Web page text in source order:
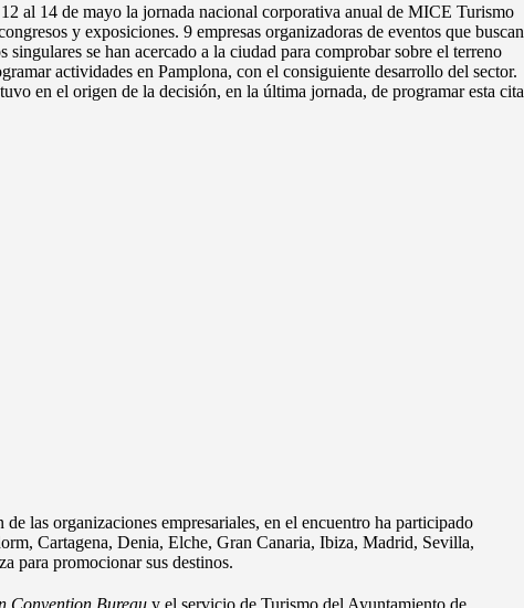
al 14 de mayo la jornada nacional corporativa anual de MICE Turismo
y exposiciones. 9 empresas organizadoras de eventos que buscan
singulares se han acercado a la ciudad para comprobar sobre el terreno
actividades en Pamplona, con el consiguiente desarrollo del sector.
en el origen de la decisión, en la última jornada, de programar esta cita
de las organizaciones empresariales, en el encuentro ha participado
Cartagena, Denia, Elche, Gran Canaria, Ibiza, Madrid, Sevilla,
para promocionar sus destinos.
Convention Bureau y el servicio de Turismo del Ayuntamiento de